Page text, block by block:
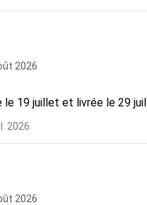
2026
le 19 juillet et livrée le 29
2026
2026